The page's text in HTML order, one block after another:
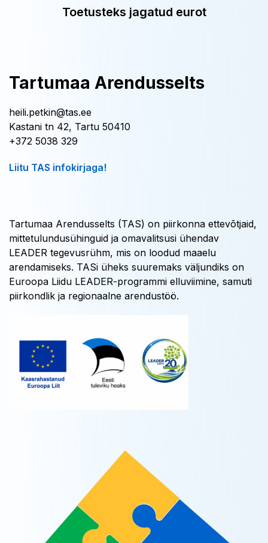
Toetusteks jagatud eurot
Tartumaa Arendusselts
heili.petkin@tas.ee
Kastani tn 42, Tartu 50410
+372 5038 329
Liitu TAS infokirjaga!
Tartumaa Arendusselts (TAS) on piirkonna ettevõtjaid,
mittetulundusühinguid ja omavalitsusi ühendav
LEADER tegevusrühm, mis on loodud maaelu
arendamiseks. TASi üheks suuremaks väljundiks on
Euroopa Liidu LEADER-programmi elluviimine, samuti
piirkondlik ja regionaalne arendustöö.